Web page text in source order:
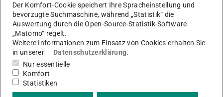
13:00 bis 16:00 Uhr Schreibwerkstatt für Kinder
13:00 bis 16:00 Uhr Live-Kaffeehausmusik im
Karolinensaal
14:00 Uhr Zaubershow
17:00 bis 18:00 Uhr Filmvorführung „Die Rückseite des
Mondes“ (1959) mit Live Stummfilmmusik
Der Komfort-Cookie speichert Ihre Spracheinstellung und
bevorzugte Suchmaschine, während „Statistik“ die
Auswertung durch die Open-Source-Statistik-Software
„Matomo“ regelt.
Weitere Informationen zum Einsatz von Cookies erhalten Sie
in unserer
Datenschutzerklärung.
Nur essentielle
Komfort
Statistiken